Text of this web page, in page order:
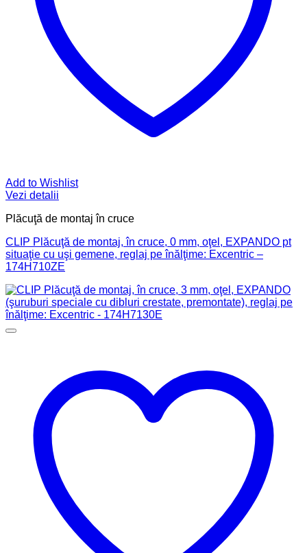
Add to Wishlist
Vezi detalii
Plăcuţă de montaj în cruce
CLIP Plăcuţă de montaj, în cruce, 0 mm, oţel, EXPANDO pt
situaţie cu uşi gemene, reglaj pe înălţime: Excentric –
174H710ZE